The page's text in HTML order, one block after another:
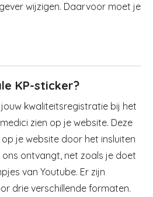
wijzigen. Daarvoor moet je
KP-sticker?
kwaliteitsregistratie bij het
zien op je website. Deze
je website door het insluiten
ontvangt, net zoals je doet
van Youtube. Er zijn
drie verschillende formaten.